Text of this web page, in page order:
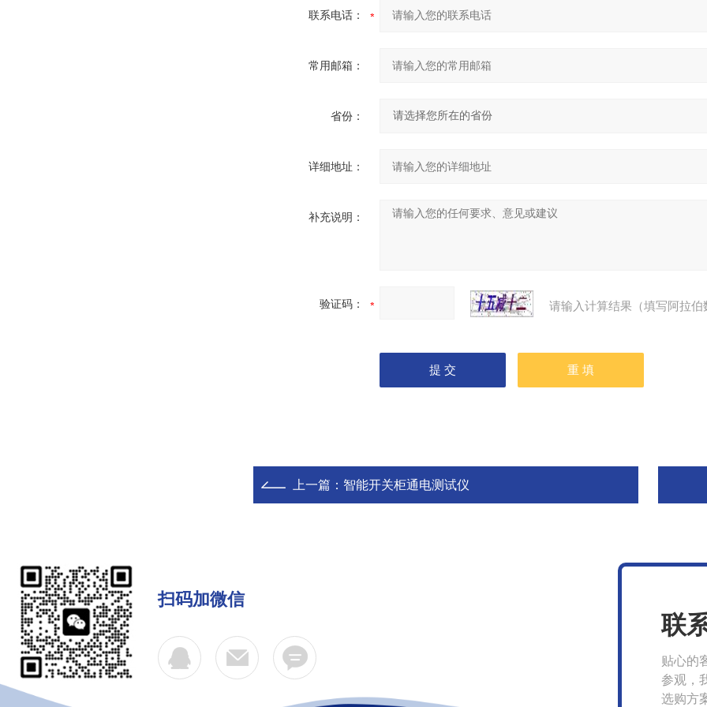
联系电话：
常用邮箱：
省份：
详细地址：
补充说明：
验证码： 请输入计算结果（填写阿拉
上一篇： 智能开关柜通电测试仪
扫码加微信
联
贴心的
参观，
选购方